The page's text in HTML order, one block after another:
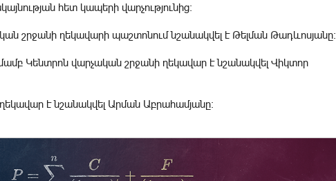
հետ կապերի վարչությունից։
շրջանի ղեկավարի պաշտոնում նշանակվել է Թելման Թադևոսյանը:
Կենտրոն վարչական շրջանի ղեկավար է նշանակվել Վիկտոր
է նշանակվել Արման Աբրահամյանը: